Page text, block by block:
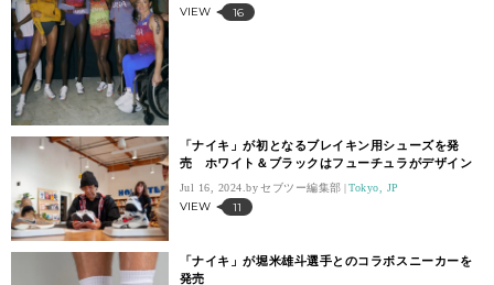
VIEW 16
「ナイキ」が初となるブレイキン用シューズを発
売 ホワイト＆ブラックはフューチュラがデザイン
Jul 16, 2024. セブツー編集部 Tokyo, JP
VIEW 11
「ナイキ」が堀米雄斗選手とのコラボスニーカーを
発売